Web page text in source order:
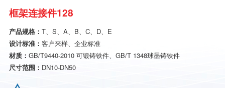
框架连接件128
产品规格： T、S、A、B、C、D、E
设计标准： 客户来样、企业标准
材质： GB/T9440-2010 可锻铸铁件、GB/T 1348球墨铸铁件
尺寸范围： DN10-DN50